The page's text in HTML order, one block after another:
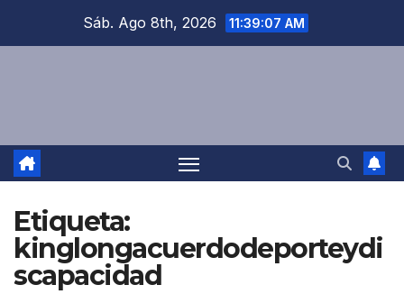
Sáb. Ago 8th, 2026 11:39:07 AM
Etiqueta:
kinglongacuerdodeporteydi
scapacidad